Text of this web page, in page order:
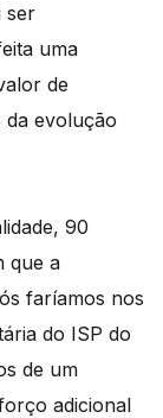
ser
uma
de
da evolução
90
que a
faríamos nos
do ISP do
de um
adicional